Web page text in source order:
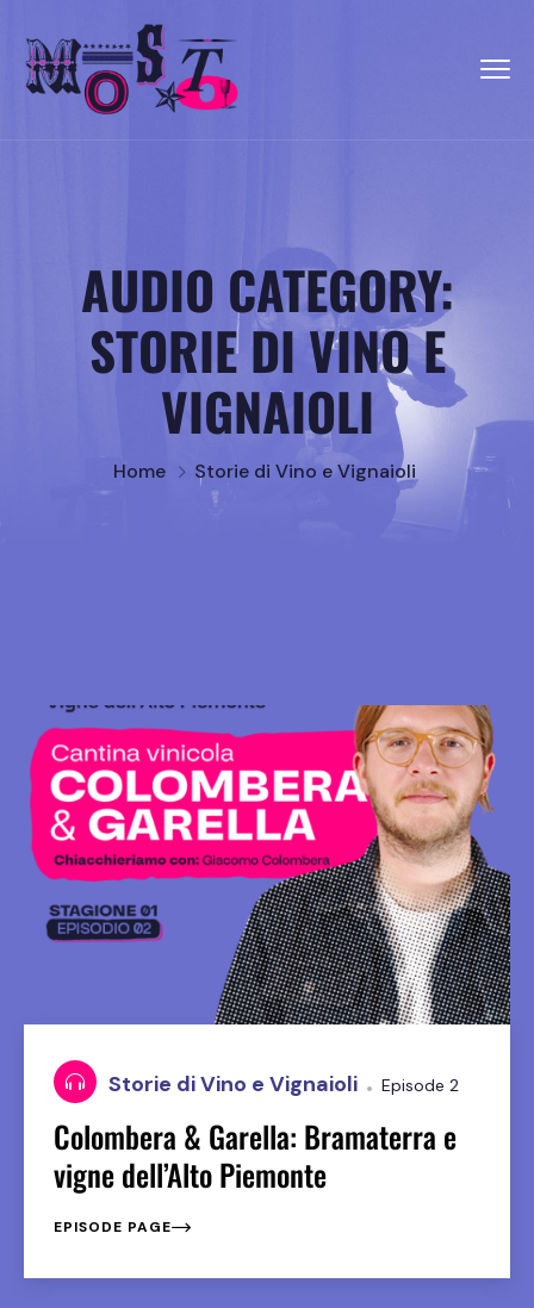
AUDIO CATEGORY:
STORIE DI VINO E
VIGNAIOLI
Home Storie di Vino e Vignaioli
Storie di Vino e Vignaioli Episode 2
Colombera & Garella: Bramaterra e
vigne dell’Alto Piemonte
EPISODE PAGE